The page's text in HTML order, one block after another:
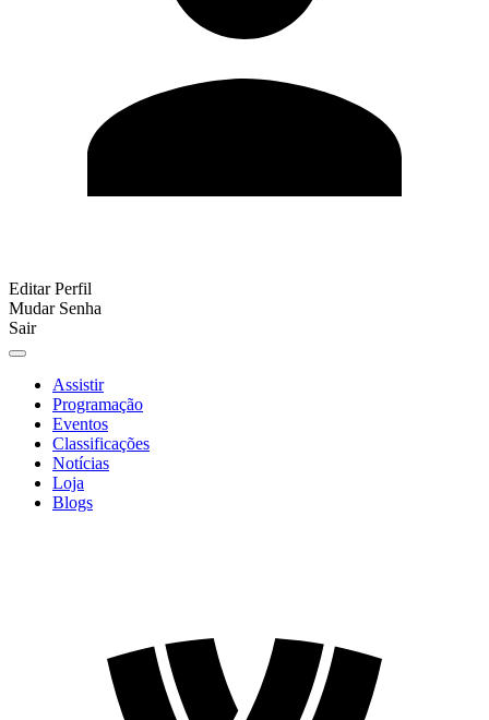
Editar Perfil
Mudar Senha
Sair
Assistir
Programação
Eventos
Classificações
Notícias
Loja
Blogs